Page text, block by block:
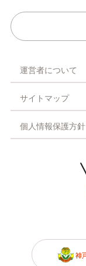
運営者について
サイトマップ
個人情報保護方針